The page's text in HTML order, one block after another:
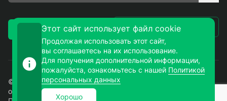
Заказать звонок Написать письмо
© 2026. ЗУМ-СМД – продажа электронных компонентов
оптом и в розницу. Все права защищены.
Этот сайт использует файл cookie
Продолжая использовать этот сайт,
вы соглашаетесь на их использование.
Для получения дополнительной информации,
пожалуйста, ознакомьтесь с нашей Политикой
персональных данных
Хорошо